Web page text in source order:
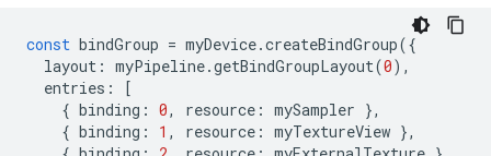
const bindGroup = myDevice.createBindGroup({
layout : myPipeline.getBindGroupLayout(0),
entries :
[
{ binding : 0, resource : mySampler },
{ binding : 1 , resource : myTextureView },